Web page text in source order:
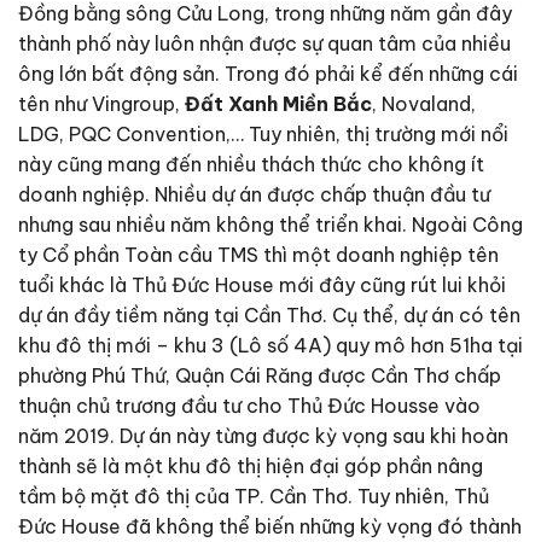
Đồng bằng sông Cửu Long, trong những năm gần đây
thành phố này luôn nhận được sự quan tâm của nhiều
ông lớn bất động sản. Trong đó phải kể đến những cái
tên như Vingroup, Đất Xanh Miền Bắc, Novaland,
LDG, PQC Convention,… Tuy nhiên, thị trường mới nổi
này cũng mang đến nhiều thách thức cho không ít
doanh nghiệp. Nhiều dự án được chấp thuận đầu tư
nhưng sau nhiều năm không thể triển khai. Ngoài Công
ty Cổ phần Toàn cầu TMS thì một doanh nghiệp tên
tuổi khác là Thủ Đức House mới đây cũng rút lui khỏi
dự án đầy tiềm năng tại Cần Thơ. Cụ thể, dự án có tên
khu đô thị mới – khu 3 (Lô số 4A) quy mô hơn 51ha tại
phường Phú Thứ, Quận Cái Răng được Cần Thơ chấp
thuận chủ trương đầu tư cho Thủ Đức Housse vào
năm 2019. Dự án này từng được kỳ vọng sau khi hoàn
thành sẽ là một khu đô thị hiện đại góp phần nâng
tầm bộ mặt đô thị của TP. Cần Thơ. Tuy nhiên, Thủ
Đức House đã không thể biến những kỳ vọng đó thành